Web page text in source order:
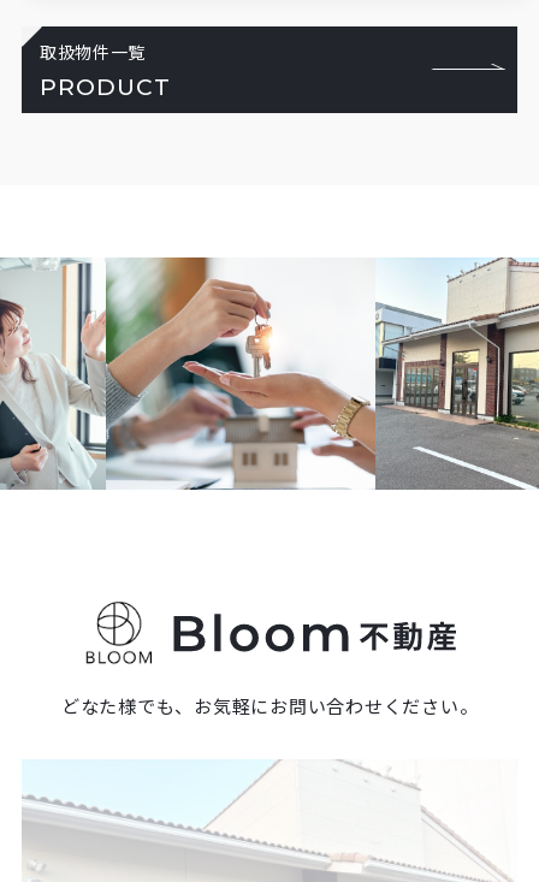
取扱物件一覧
PRODUCT
どなた様でも、お気軽にお問い合わせください。